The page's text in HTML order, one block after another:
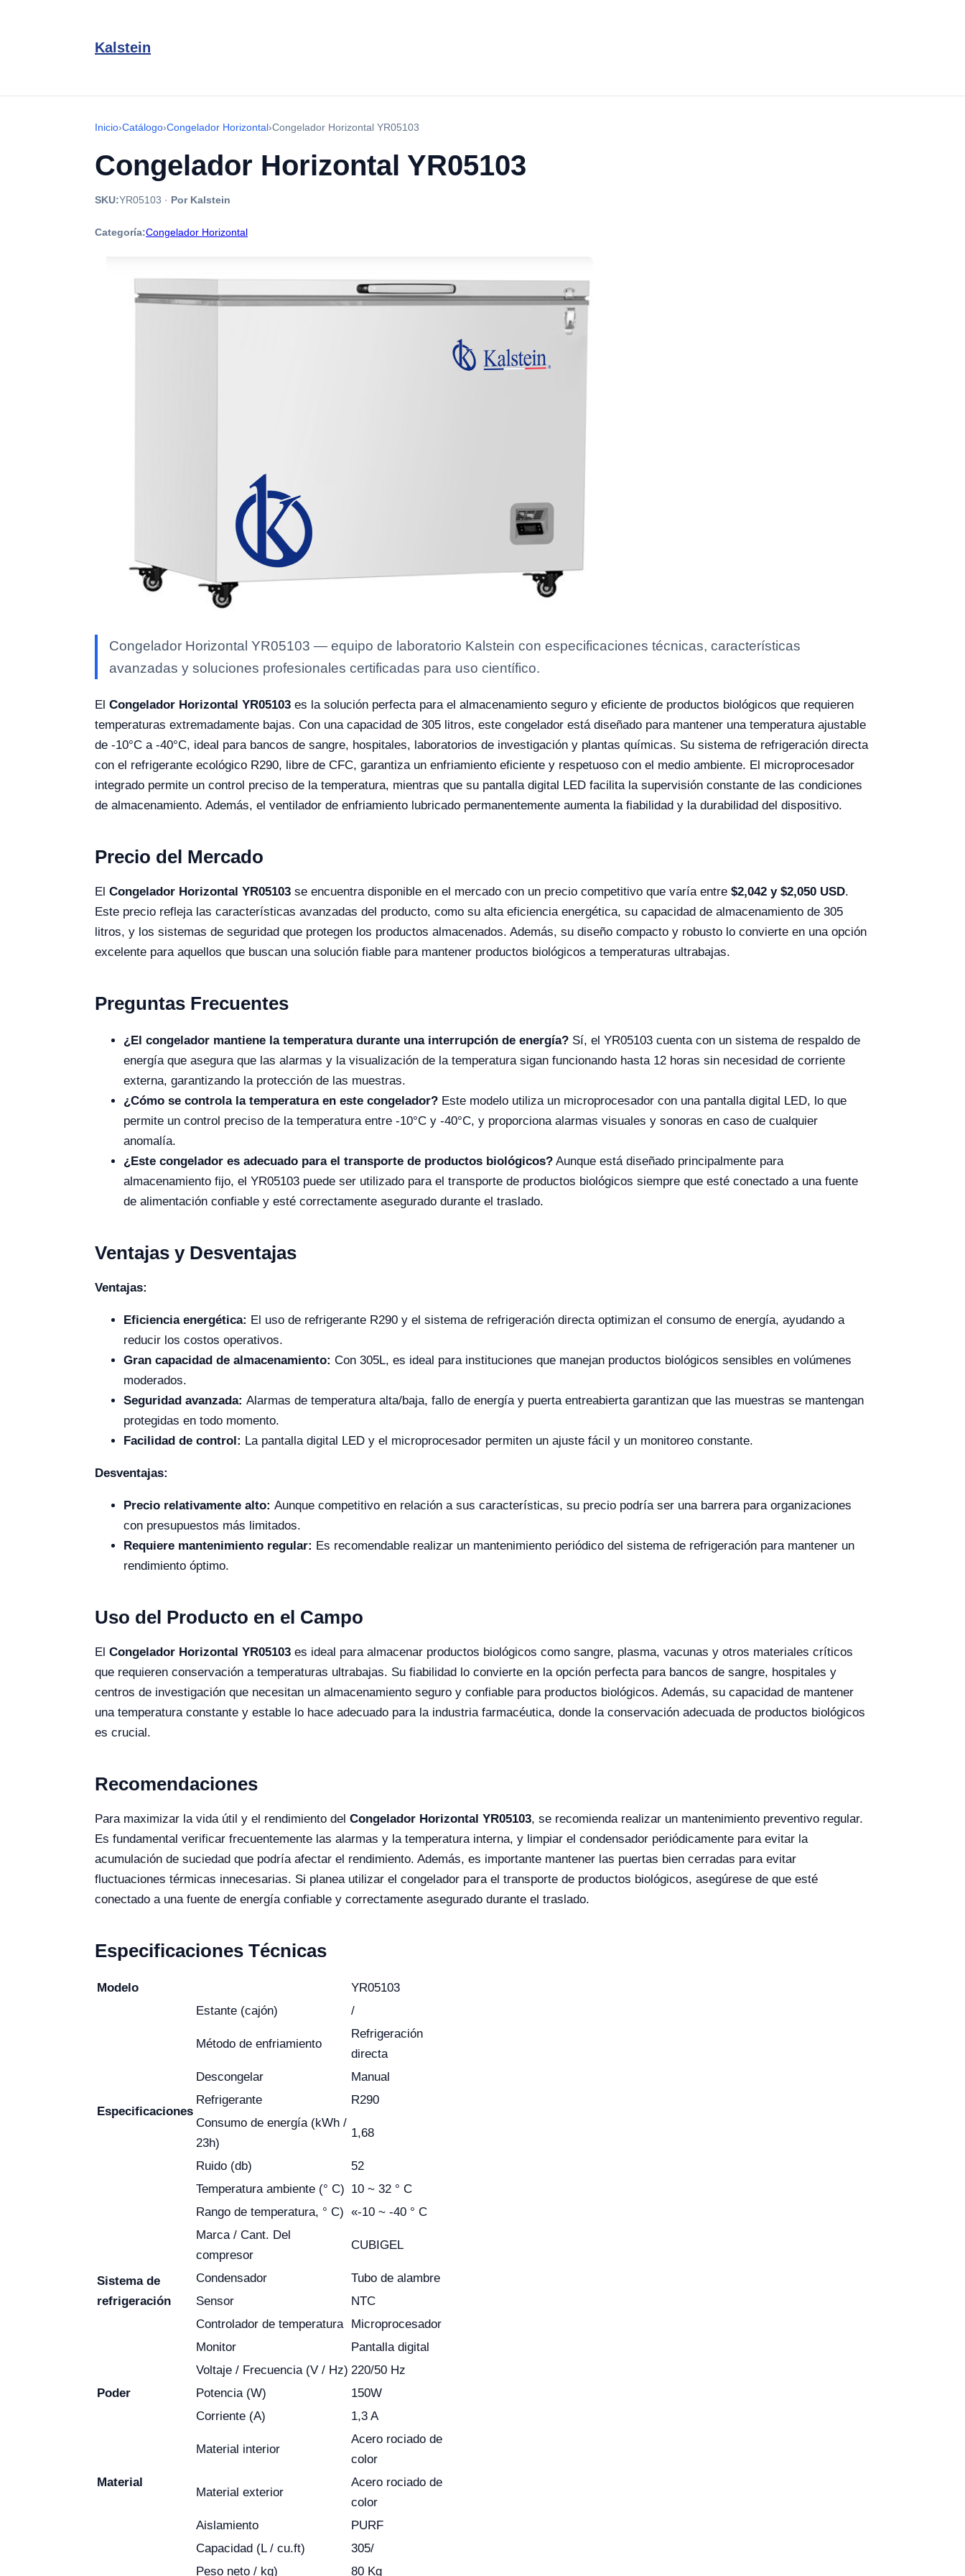
Kalstein
Inicio›Catálogo›Congelador Horizontal›Congelador Horizontal YR05103
Congelador Horizontal YR05103
SKU:YR05103 · Por Kalstein
Categoría:Congelador Horizontal
Congelador Horizontal YR05103 — equipo de laboratorio Kalstein con especificaciones técnicas, características
avanzadas y soluciones profesionales certificadas para uso científico.
El Congelador Horizontal YR05103 es la solución perfecta para el almacenamiento seguro y eficiente de productos biológicos que requieren
temperaturas extremadamente bajas. Con una capacidad de 305 litros, este congelador está diseñado para mantener una temperatura ajustable
de -10°C a -40°C, ideal para bancos de sangre, hospitales, laboratorios de investigación y plantas químicas. Su sistema de refrigeración directa
con el refrigerante ecológico R290, libre de CFC, garantiza un enfriamiento eficiente y respetuoso con el medio ambiente. El microprocesador
integrado permite un control preciso de la temperatura, mientras que su pantalla digital LED facilita la supervisión constante de las condiciones
de almacenamiento. Además, el ventilador de enfriamiento lubricado permanentemente aumenta la fiabilidad y la durabilidad del dispositivo.
Precio del Mercado
El Congelador Horizontal YR05103 se encuentra disponible en el mercado con un precio competitivo que varía entre $2,042 y $2,050 USD.
Este precio refleja las características avanzadas del producto, como su alta eficiencia energética, su capacidad de almacenamiento de 305
litros, y los sistemas de seguridad que protegen los productos almacenados. Además, su diseño compacto y robusto lo convierte en una opción
excelente para aquellos que buscan una solución fiable para mantener productos biológicos a temperaturas ultrabajas.
Preguntas Frecuentes
¿El congelador mantiene la temperatura durante una interrupción de energía? Sí, el YR05103 cuenta con un sistema de respaldo de
energía que asegura que las alarmas y la visualización de la temperatura sigan funcionando hasta 12 horas sin necesidad de corriente
externa, garantizando la protección de las muestras.
¿Cómo se controla la temperatura en este congelador? Este modelo utiliza un microprocesador con una pantalla digital LED, lo que
permite un control preciso de la temperatura entre -10°C y -40°C, y proporciona alarmas visuales y sonoras en caso de cualquier
anomalía.
¿Este congelador es adecuado para el transporte de productos biológicos? Aunque está diseñado principalmente para
almacenamiento fijo, el YR05103 puede ser utilizado para el transporte de productos biológicos siempre que esté conectado a una fuente
de alimentación confiable y esté correctamente asegurado durante el traslado.
Ventajas y Desventajas
Ventajas:
Eficiencia energética: El uso de refrigerante R290 y el sistema de refrigeración directa optimizan el consumo de energía, ayudando a
reducir los costos operativos.
Gran capacidad de almacenamiento: Con 305L, es ideal para instituciones que manejan productos biológicos sensibles en volúmenes
moderados.
Seguridad avanzada: Alarmas de temperatura alta/baja, fallo de energía y puerta entreabierta garantizan que las muestras se mantengan
protegidas en todo momento.
Facilidad de control: La pantalla digital LED y el microprocesador permiten un ajuste fácil y un monitoreo constante.
Desventajas:
Precio relativamente alto: Aunque competitivo en relación a sus características, su precio podría ser una barrera para organizaciones
con presupuestos más limitados.
Requiere mantenimiento regular: Es recomendable realizar un mantenimiento periódico del sistema de refrigeración para mantener un
rendimiento óptimo.
Uso del Producto en el Campo
El Congelador Horizontal YR05103 es ideal para almacenar productos biológicos como sangre, plasma, vacunas y otros materiales críticos
que requieren conservación a temperaturas ultrabajas. Su fiabilidad lo convierte en la opción perfecta para bancos de sangre, hospitales y
centros de investigación que necesitan un almacenamiento seguro y confiable para productos biológicos. Además, su capacidad de mantener
una temperatura constante y estable lo hace adecuado para la industria farmacéutica, donde la conservación adecuada de productos biológicos
es crucial.
Recomendaciones
Para maximizar la vida útil y el rendimiento del Congelador Horizontal YR05103, se recomienda realizar un mantenimiento preventivo regular.
Es fundamental verificar frecuentemente las alarmas y la temperatura interna, y limpiar el condensador periódicamente para evitar la
acumulación de suciedad que podría afectar el rendimiento. Además, es importante mantener las puertas bien cerradas para evitar
fluctuaciones térmicas innecesarias. Si planea utilizar el congelador para el transporte de productos biológicos, asegúrese de que esté
conectado a una fuente de energía confiable y correctamente asegurado durante el traslado.
Especificaciones Técnicas
Modelo YR05103
Especificaciones
Estante (cajón) /
Método de enfriamiento
Refrigeración
directa
Descongelar
Manual
Refrigerante
R290
Consumo de energía (kWh /
23h)
1,68
Ruido (db)
52
Temperatura ambiente (° C) 10 ~ 32 ° C
Rango de temperatura, ° C) «-10 ~ -40 ° C
Sistema de
refrigeración
Marca / Cant. Del
compresor
CUBIGEL
Condensador
Tubo de alambre
Sensor
NTC
Controlador de temperatura
Microprocesador
Monitor
Pantalla digital
Poder
Voltaje / Frecuencia (V / Hz) 220/50 Hz
Potencia (W)
150W
Corriente (A)
1,3 A
Material
Material interior
Acero rociado de
color
Material exterior
Acero rociado de
color
Aislamiento
PURF
Capacidad (L / cu.ft)
305/
Peso neto / kg)
80 Kg